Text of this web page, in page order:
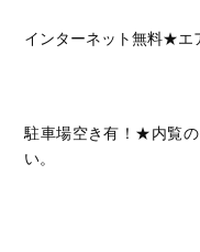
インターネット無料★エ
駐車場空き有！★内覧の
い。